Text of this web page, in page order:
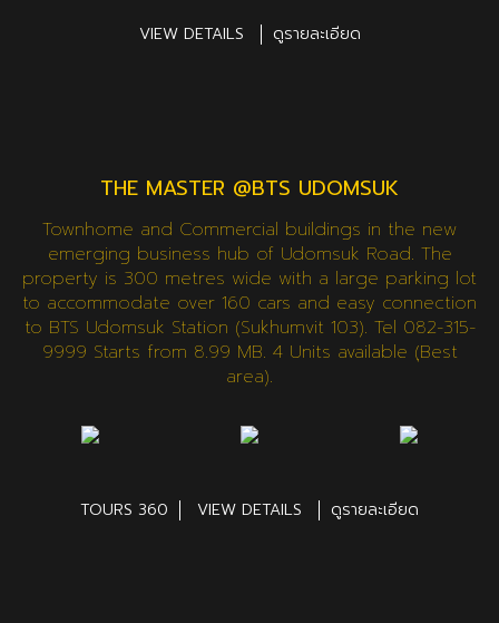
VIEW DETAILS ดูรายละเอียด
THE MASTER @BTS UDOMSUK
Townhome and Commercial buildings in the new
emerging business hub of Udomsuk Road. The
property is 300 metres wide with a large parking lot
to accommodate over 160 cars and easy connection
to BTS Udomsuk Station (Sukhumvit 103). Tel 082-315-
9999 Starts from 8.99 MB. 4 Units available (ฺBest
area).
TOURS 360 VIEW DETAILS ดูรายละเอียด